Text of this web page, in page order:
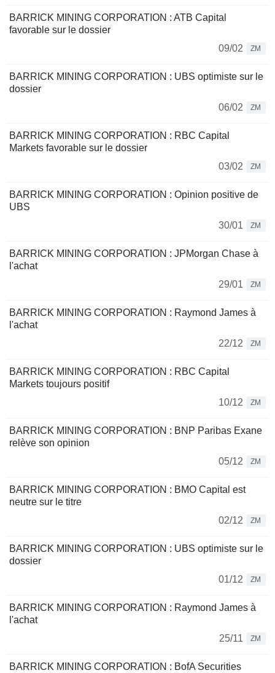
BARRICK MINING CORPORATION : ATB Capital
favorable sur le dossier
09/02
ZM
BARRICK MINING CORPORATION : UBS optimiste sur le
dossier
06/02
ZM
BARRICK MINING CORPORATION : RBC Capital
Markets favorable sur le dossier
03/02
ZM
BARRICK MINING CORPORATION : Opinion positive de
UBS
30/01
ZM
BARRICK MINING CORPORATION : JPMorgan Chase à
l'achat
29/01
ZM
BARRICK MINING CORPORATION : Raymond James à
l'achat
22/12
ZM
BARRICK MINING CORPORATION : RBC Capital
Markets toujours positif
10/12
ZM
BARRICK MINING CORPORATION : BNP Paribas Exane
relève son opinion
05/12
ZM
BARRICK MINING CORPORATION : BMO Capital est
neutre sur le titre
02/12
ZM
BARRICK MINING CORPORATION : UBS optimiste sur le
dossier
01/12
ZM
BARRICK MINING CORPORATION : Raymond James à
l'achat
25/11
ZM
BARRICK MINING CORPORATION : BofA Securities